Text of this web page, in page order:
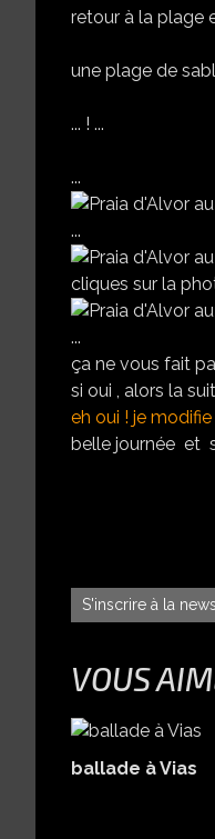
retour à la plage
une plage de
... ! ...
...
...
cliques sur la
...
ça ne vous fait
si oui , alors la
eh oui ! je
belle journée et
S'inscrire à la
VOUS
ballade à Vias